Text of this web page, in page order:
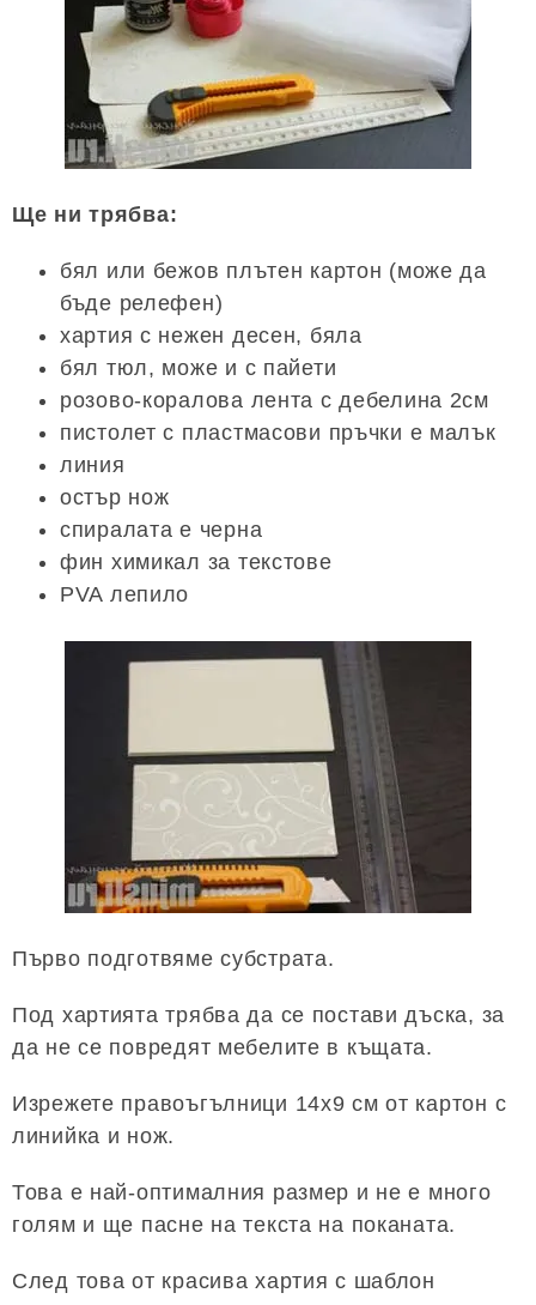
Ще ни трябва:
бял или бежов плътен картон (може да
бъде релефен)
хартия с нежен десен, бяла
бял тюл, може и с пайети
розово-коралова лента с дебелина 2см
пистолет с пластмасови пръчки е малък
линия
остър нож
спиралата е черна
фин химикал за текстове
PVA лепило
Първо подготвяме субстрата.
Под хартията трябва да се постави дъска, за
да не се повредят мебелите в къщата.
Изрежете правоъгълници 14х9 см от картон с
линийка и нож.
Това е най-оптималния размер и не е много
голям и ще пасне на текста на поканата.
След това от красива хартия с шаблон